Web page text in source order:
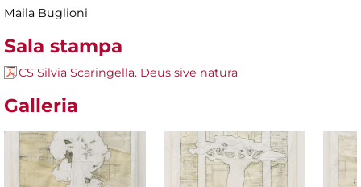
Maila Buglioni
Sala stampa
CS Silvia Scaringella. Deus sive natura
Galleria